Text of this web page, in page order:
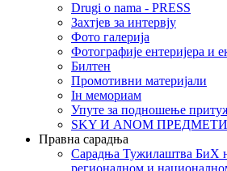
Drugi o nama - PRESS
Захтјев за интервју
Фото галерија
Фотографије ентеријера и
Билтен
Промотивни материјали
Iн мемориам
Упуте за подношење
SKY И ANOM ПРЕДМЕТИ
Правна сарадња
Сарадња Тужилаштва БиХ